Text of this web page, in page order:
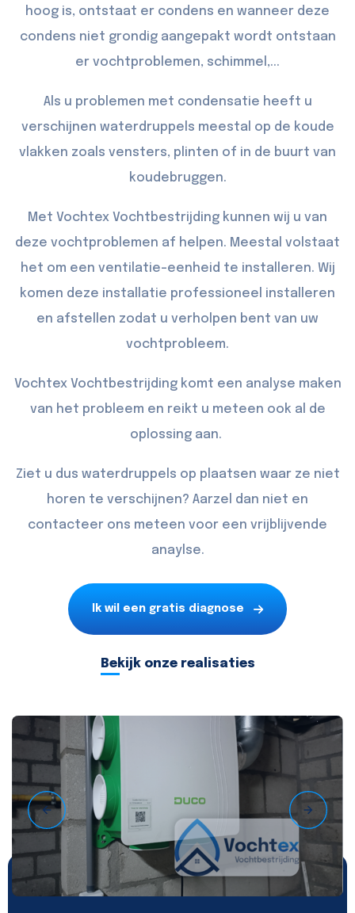
hoog is, ontstaat er condens en wanneer deze
condens niet grondig aangepakt wordt ontstaan
er vochtproblemen, schimmel,...
Als u problemen met condensatie heeft u
verschijnen waterdruppels meestal op de koude
vlakken zoals vensters, plinten of in de buurt van
koudebruggen.
Met Vochtex Vochtbestrijding kunnen wij u van
deze vochtproblemen af helpen. Meestal volstaat
het om een ventilatie-eenheid te installeren. Wij
komen deze installatie professioneel installeren
en afstellen zodat u verholpen bent van uw
vochtprobleem.
Vochtex Vochtbestrijding komt een analyse maken
van het probleem en reikt u meteen ook al de
oplossing aan.
Ziet u dus waterdruppels op plaatsen waar ze niet
horen te verschijnen? Aarzel dan niet en
contacteer ons meteen voor een vrijblijvende
anaylse.
Ik wil een gratis diagnose
Bekijk onze realisaties